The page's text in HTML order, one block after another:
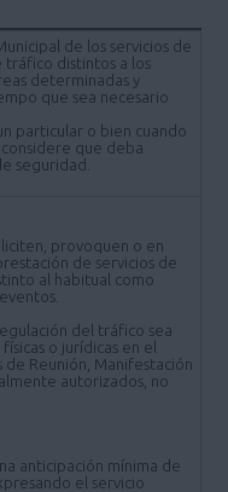
de los servicios de
tráfico distintos a los
determinadas y
que sea necesario
particular o bien cuando
que deba
seguridad.
provoquen o en
de servicios de
al habitual como
del tráfico sea
o jurídicas en el
de Reunión, Manifestación
autorizados, no
anticipación mínima de
el servicio